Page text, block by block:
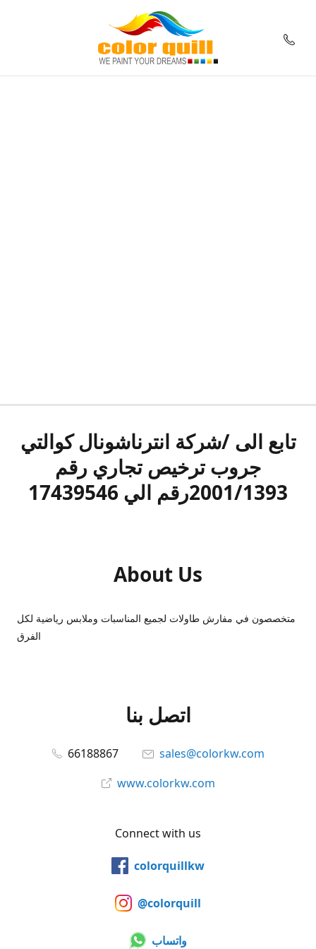
تابع الى /شركة انترناشونال كوالتي
جروب ترخيص تجاري رقم
2001/1393رقم الي 17439546
About Us
متخصصون في مفارش طاولات لجميع المناسبات وملابس رياضية لكل
الفرق
اتصل بنا
66188867
sales@colorkw.com
www.colorkw.com
Connect with us
colorquillkw
@colorquill
واتساب